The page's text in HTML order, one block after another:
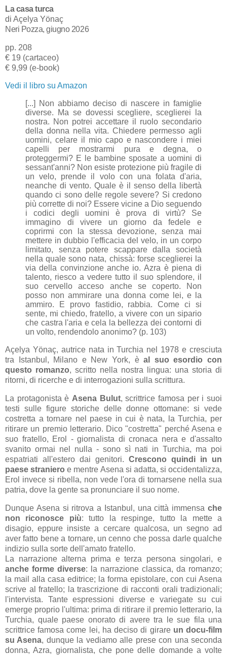
La casa turca
di Açelya Yönaç
Neri Pozza, giugno 2026
pp. 208
€ 19 (cartaceo)
€ 9,99 (e-book)
Vedi il libro su Amazon
[...] Non abbiamo deciso di nascere in famiglie
diverse. Ma se dovessi scegliere, sceglierei la
nostra. Non potrei accettare il ruolo secondario
della donna nella vita. Chiedere permesso agli
uomini, celare il mio capo e nascondere i miei
capelli per mostrarmi pura e degna, o
proteggermi? E le bambine sposate a uomini di
sessant'anni? Non esiste protezione più fragile di
un velo, prende il volo con una folata d'aria,
neanche di vento. Quale è il senso della libertà
quando ci sono delle regole severe? Si credono
più corrette di noi? Essere vicine a Dio seguendo
i codici degli uomini è prova di virtù? Se
immagino di vivere un giorno da fedele e
coprirmi con la stessa devozione, senza mai
mettere in dubbio l'efficacia del velo, in un corpo
limitato, senza potere scappare dalla società
nella quale sono nata, chissà: forse sceglierei la
via della convinzione anche io.Azra è piena di
talento, riesco a vedere tutto il suo splendore, il
suo cervello acceso anche se coperto. Non
posso non ammirare una donna come lei, e la
ammiro. E provo fastidio, rabbia.Come ci si
sente, mi chiedo, fratello, a vivere con un sipario
che castra l'aria e cela la bellezza dei contorni di
un volto, rendendolo anonimo? (p. 103)
Açelya Yönaç, autrice nata in Turchia nel 1978 e cresciuta
tra Istanbul, Milano e New York, èal suo esordio con
questo romanzo, scritto nella nostra lingua: una storia di
ritorni, di ricerche e di interrogazioni sulla scrittura.
La protagonista è Asena Bulut, scrittrice famosa per i suoi
testi sulle figure storiche delle donne ottomane: si vede
costretta a tornare nel paese in cui è nata, la Turchia, per
ritirare un premio letterario. Dico "costretta" perché Asena e
suo fratello, Erol - giornalista di cronaca nera e d'assalto
svanito ormai nel nulla - sono sì nati in Turchia, ma poi
espatriati all'estero dai genitori. Crescono quindi in un
paese stranieroe mentre Asena si adatta, si occidentalizza,
Erol invece si ribella, non vede l'ora di tornarsene nella sua
patria, dove la gente sa pronunciare il suo nome.
Dunque Asena si ritrova a Istanbul, una città immensa che
non riconosce più: tutto la respinge, tutto la mette a
disagio, eppure insiste a cercare qualcosa, un segno ad
aver fatto bene a tornare, un cenno che possa darle qualche
indizio sulla sorte dell'amato fratello.
La narrazione alterna prima e terza persona singolari, e
anche forme diverse: la narrazione classica, da romanzo;
la mail alla casa editrice; la forma epistolare, con cui Asena
scrive al fratello; la trascrizione di racconti orali tradizionali;
l'intervista. Tante espressioni diverse e variegate su cui
emerge proprio l'ultima: prima di ritirare il premio letterario, la
Turchia, quale paese onorato di avere tra le sue fila una
scrittrice famosa come lei, ha deciso di girare un docu-film
su Asena, dunque la vediamo alle prese con una seconda
donna, Azra, giornalista, che pone delle domande a volte